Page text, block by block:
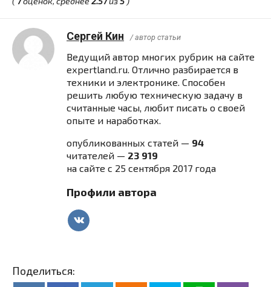
Сергей Кин / автор статьи
Ведущий автор многих рубрик на сайте
expertland.ru. Отлично разбирается в
техники и электронике. Способен
решить любую техническую задачу в
считанные часы, любит писать о своей
опыте и наработках.
опубликованных статей — 94
читателей — 23 919
на сайте с 25 сентября 2017 года
Профили автора
Поделиться: